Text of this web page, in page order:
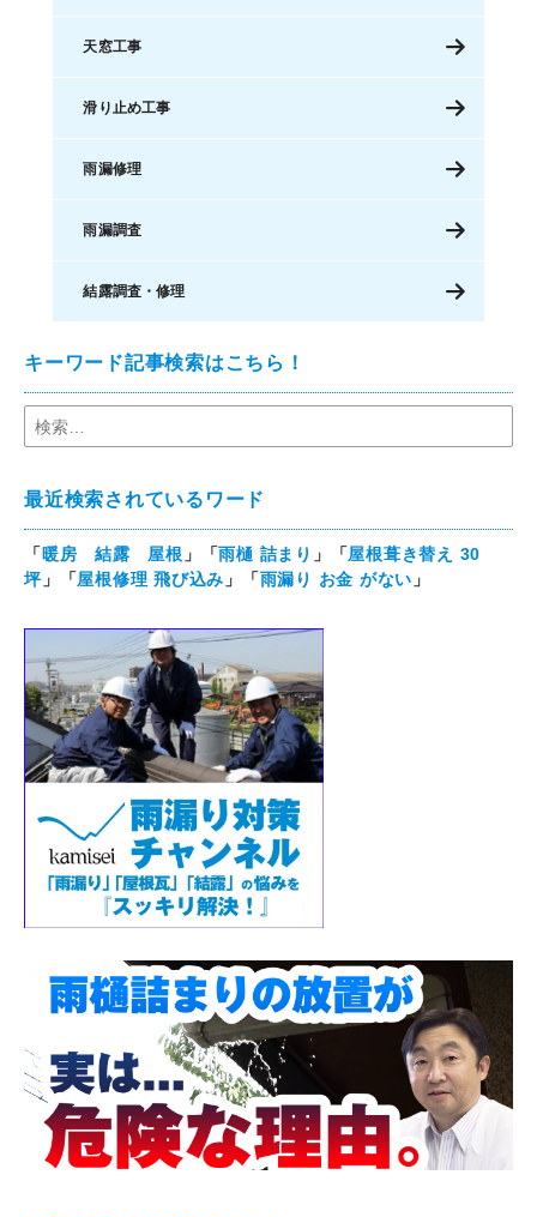
天窓工事
滑り止め工事
雨漏修理
雨漏調査
結露調査・修理
キーワード記事検索はこちら！
最近検索されているワード
「暖房 結露 屋根 」「雨樋 詰まり 」「屋根葺き替え 30
坪」「屋根修理 飛び込み 」「雨漏り お金 がない 」